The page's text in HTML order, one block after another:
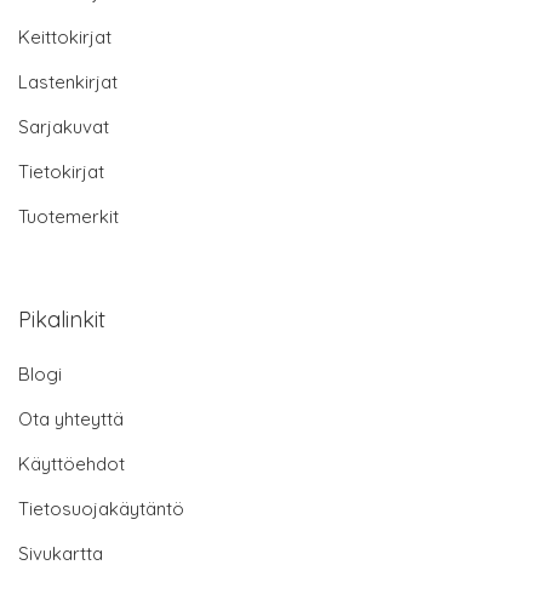
Keittokirjat
Lastenkirjat
Sarjakuvat
Tietokirjat
Tuotemerkit
Pikalinkit
Blogi
Ota yhteyttä
Käyttöehdot
Tietosuojakäytäntö
Sivukartta